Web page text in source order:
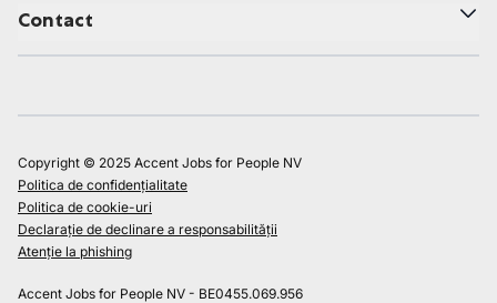
Contact
Copyright © 2025 Accent Jobs for People NV
Politica de confidențialitate
Politica de cookie-uri
Declarație de declinare a responsabilității
Atenție la phishing
Accent Jobs for People NV - BE0455.069.956